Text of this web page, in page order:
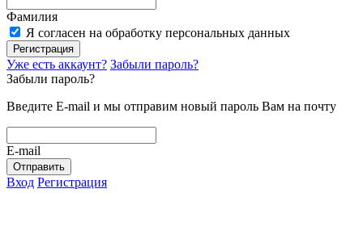
Фамилия
Я согласен на обработку персональных данных
Регистрация
Уже есть аккаунт? Забыли пароль?
Забыли пароль?
Введите E-mail и мы отправим новый пароль Вам на почту
E-mail
Отправить
Вход Регистрация